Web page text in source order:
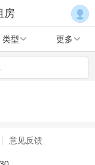
房
类型 更多
意见反馈